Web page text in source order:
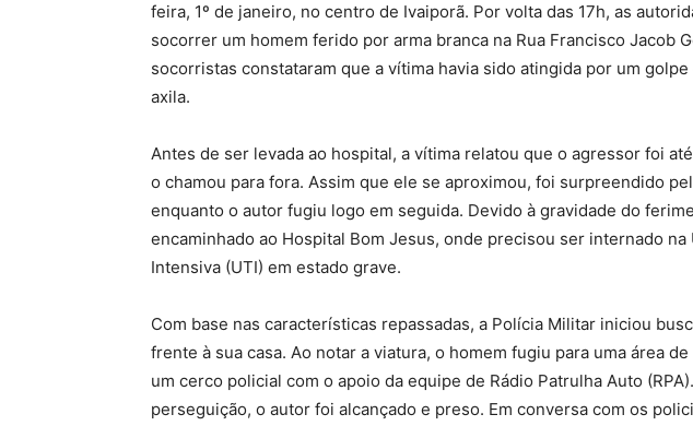
feira, 1º de janeiro, no centro de Ivaiporã. Por volta das 17h, as
socorrer um homem ferido por arma branca na Rua Francisco Jacob
socorristas constataram que a vítima havia sido atingida por um
axila.
Antes de ser levada ao hospital, a vítima relatou que o agressor foi
o chamou para fora. Assim que ele se aproximou, foi surpreendido
enquanto o autor fugiu logo em seguida. Devido à gravidade do
encaminhado ao Hospital Bom Jesus, onde precisou ser internado na
Intensiva (UTI) em estado grave.
Com base nas características repassadas, a Polícia Militar iniciou
frente à sua casa. Ao notar a viatura, o homem fugiu para uma área
um cerco policial com o apoio da equipe de Rádio Patrulha Auto
perseguição, o autor foi alcançado e preso. Em conversa com os